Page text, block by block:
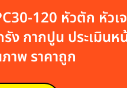
120 หัวตัก หัว
ง กากปูน ประเมินห
าพ ราคาถูก